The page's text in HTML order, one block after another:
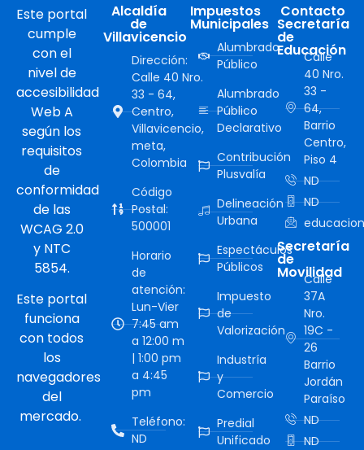
Este portal
cumple
con el
nivel de
accesibilidad
Web A
según los
requisitos
de
conformidad
de las
WCAG 2.0
y NTC
5854.
Este portal
funciona
con todos
los
navegadores
del
mercado.
Alcaldía
de
Villavicencio
Dirección:
Calle 40 Nro.
33 - 64,
Centro,
Villavicencio,
meta,
Colombia
Código
Postal:
500001
Horario
de
atención:
Lun-Vier
7:45 am
a 12:00 m
| 1:00 pm
a 4:45
pm
Teléfono:
ND
Impuestos
Municipales
Alumbrado
Público
Alumbrado
Público
Declarativo
Contribución
Plusvalía
Delineación
Urbana
Espectáculos
Públicos
Impuesto
de
Valorización
Industría
y
Comercio
Predial
Unificado
Contacto
Secretaría
de
Educación
Calle
40 Nro.
33 -
64,
Barrio
Centro,
Piso 4
ND
ND
Secretaría
de
Movilidad
Calle
37A
Nro.
19C -
26
Barrio
Jordán
Paraíso
ND
ND